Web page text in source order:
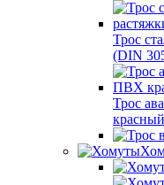
Трос
(DIN
Трос
красный